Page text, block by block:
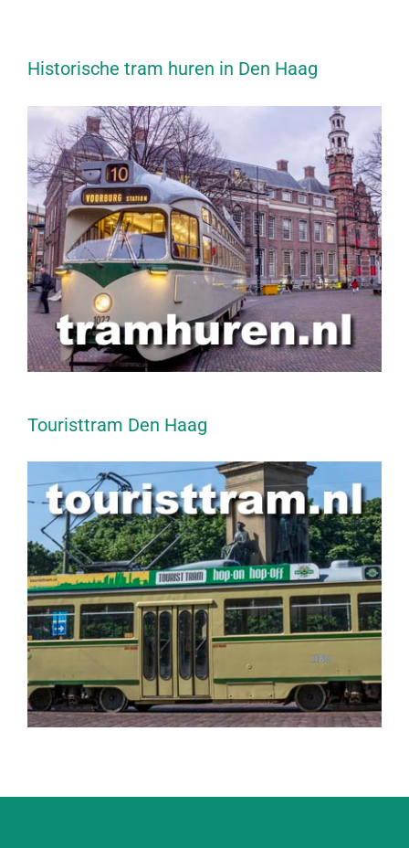
Historische tram huren in Den Haag
Touristtram Den Haag